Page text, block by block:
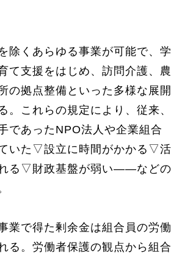
除くあらゆる事業が可能で、学
て支援をはじめ、訪問介護、農
の拠点整備といった多様な展開
。これらの規定により、従来、
であったNPO法人や企業組合
いた▽設立に時間がかかる▽活
る▽財政基盤が弱い――などの
業で得た剰余金は組合員の労働
る。労働者保護の観点から組合